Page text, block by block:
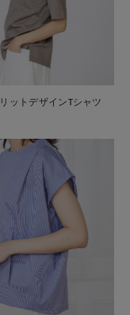
ットデザインTシャツ